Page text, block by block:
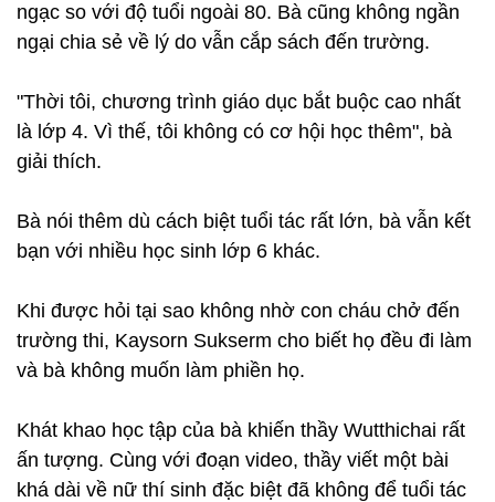
ngạc so với độ tuổi ngoài 80. Bà cũng không ngần
ngại chia sẻ về lý do vẫn cắp sách đến trường.
"Thời tôi, chương trình giáo dục bắt buộc cao nhất
là lớp 4. Vì thế, tôi không có cơ hội học thêm", bà
giải thích.
Bà nói thêm dù cách biệt tuổi tác rất lớn, bà vẫn kết
bạn với nhiều học sinh lớp 6 khác.
Khi được hỏi tại sao không nhờ con cháu chở đến
trường thi, Kaysorn Sukserm cho biết họ đều đi làm
và bà không muốn làm phiền họ.
Khát khao học tập của bà khiến thầy Wutthichai rất
ấn tượng. Cùng với đoạn video, thầy viết một bài
khá dài về nữ thí sinh đặc biệt đã không để tuổi tác